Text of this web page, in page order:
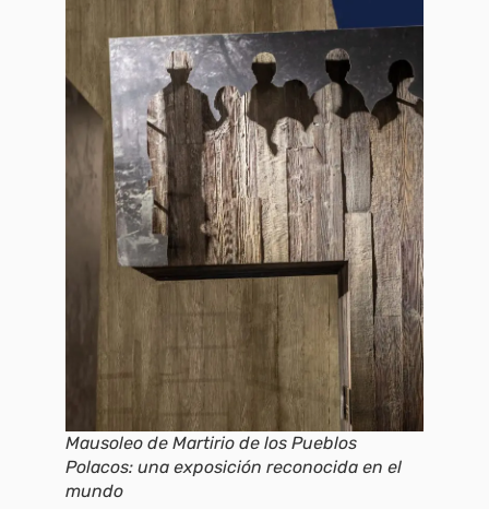
Mausoleo de Martirio de los Pueblos
Polacos: una exposición reconocida en el
mundo